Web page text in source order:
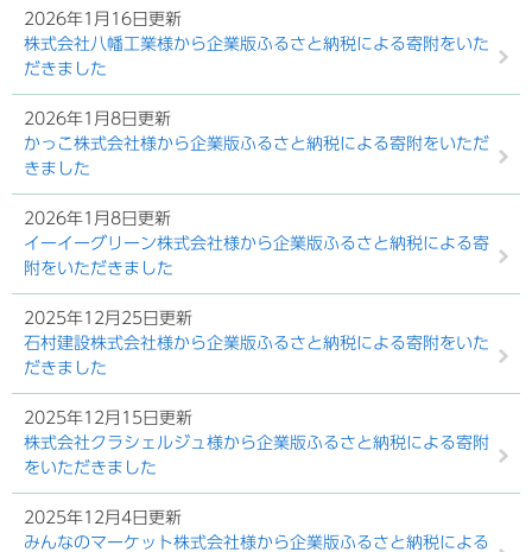
2026年1月16日更新
株式会社八幡工業様から企業版ふるさと納税による寄附をいた
だきました
2026年1月8日更新
かっこ株式会社様から企業版ふるさと納税による寄附をいただ
きました
2026年1月8日更新
イーイーグリーン株式会社様から企業版ふるさと納税による寄
附をいただきました
2025年12月25日更新
石村建設株式会社様から企業版ふるさと納税による寄附をいた
だきました
2025年12月15日更新
株式会社クラシェルジュ様から企業版ふるさと納税による寄附
をいただきました
2025年12月4日更新
みんなのマーケット株式会社様から企業版ふるさと納税による